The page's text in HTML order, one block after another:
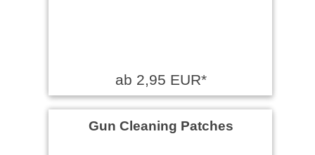
ab 2,95 EUR*
Gun Cleaning Patches